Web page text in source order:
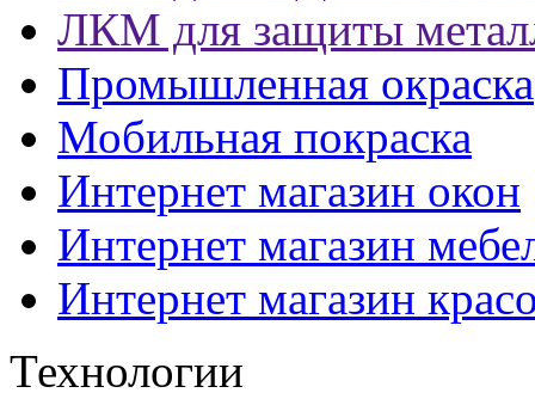
ЛКМ для защиты
Промышленная окраска
Мобильная покраска
Интернет магазин окон
Интернет магазин
Интернет магазин
Технологии